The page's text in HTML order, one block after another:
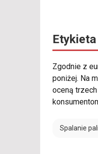
Zgodnie z
poniżej. Na
oceną
Spalanie